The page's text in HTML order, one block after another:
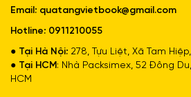
VB-28-Pad Chuột Da Simili
1. Da Simili Là Gì? (Hiểu Đơn Giản
Email: quatangvietbook@gmail.com
Hotline: 0911210055
● Tại Hà Nội: 278, Tựu Liệt, Xã Tam
● Tại HCM: Nhà Packsimex, 52 Đông
HCM